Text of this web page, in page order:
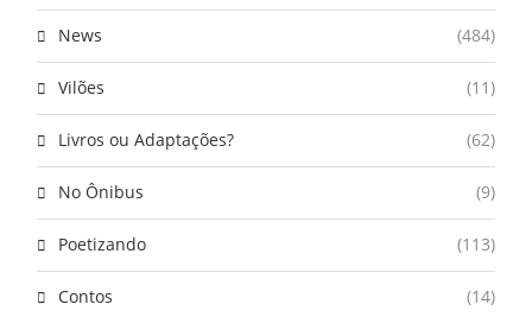
News (484)
Vilões (11)
Livros ou Adaptações? (62)
No Ônibus (9)
Poetizando (113)
Contos (14)